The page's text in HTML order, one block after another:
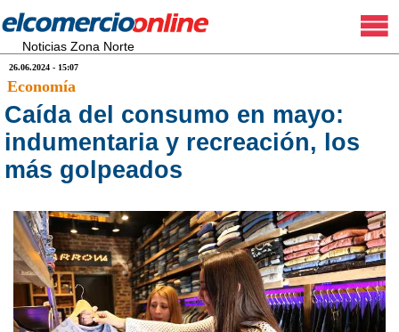
Noticias Zona Norte
26.06.2024 - 15:07
Economía
Caída del consumo en mayo:
indumentaria y recreación, los
más golpeados